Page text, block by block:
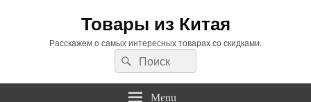
Товары из Китая
Расскажем о самых интересных товарах со скидками.
Search
for:
Search
Menu